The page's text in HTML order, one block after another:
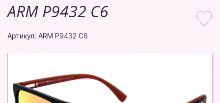
ARM P9432 C6
Артикул: ARM P9432 C6